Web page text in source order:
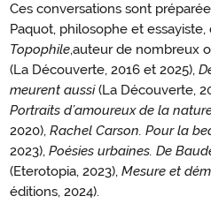
Ces conversations sont
Paquot, philosophe et
Topophile,auteur de nombreux
(La Découverte, 2016 et 2025),
meurent aussi(La Découverte,
Portraits d’amoureux de la
2020), Rachel Carson. Pour la
2023), Poésies urbaines. De
(Eterotopia, 2023), Mesure et
éditions, 2024).